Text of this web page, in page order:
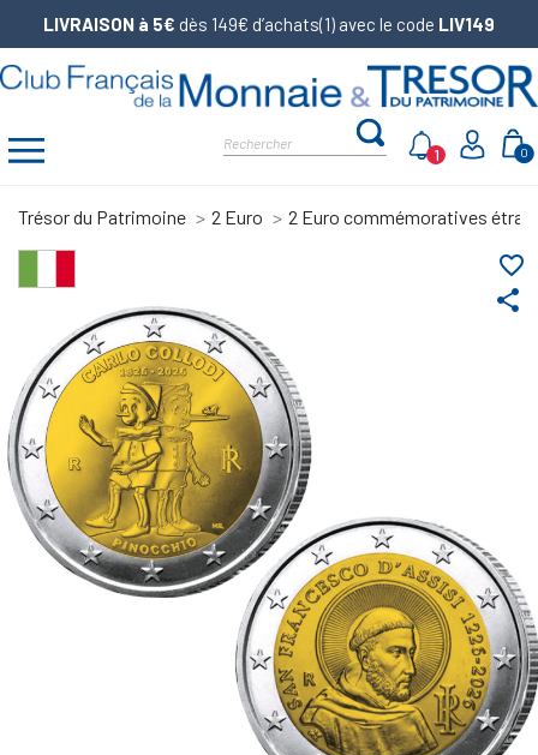
LIVRAISON à 5€ dès 149€ d’achats(1) avec le code LIV149
0
1
Trésor du Patrimoine 2 Euro 2 Euro commémoratives
share
favorite_border